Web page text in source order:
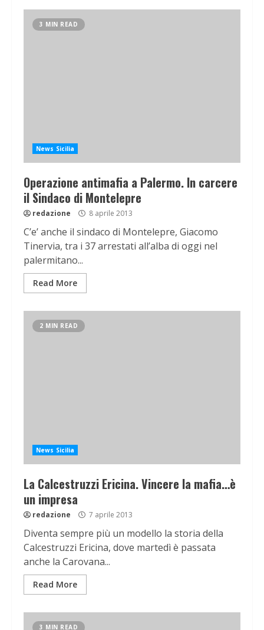
3 MIN READ
News Sicilia
Operazione antimafia a Palermo. In carcere
il Sindaco di Montelepre
redazione 8 aprile 2013
C’e’ anche il sindaco di Montelepre, Giacomo
Tinervia, tra i 37 arrestati all’alba di oggi nel
palermitano...
Read More
2 MIN READ
News Sicilia
La Calcestruzzi Ericina. Vincere la mafia…è
un impresa
redazione 7 aprile 2013
Diventa sempre più un modello la storia della
Calcestruzzi Ericina, dove martedì è passata
anche la Carovana...
Read More
3 MIN READ